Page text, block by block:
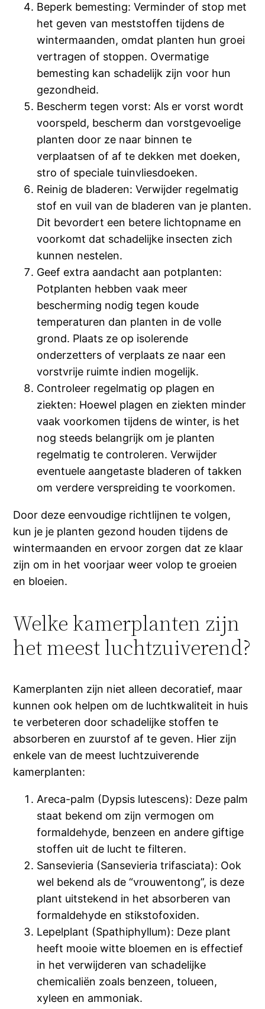
Beperk bemesting: Verminder of stop met
het geven van meststoffen tijdens de
wintermaanden, omdat planten hun groei
vertragen of stoppen. Overmatige
bemesting kan schadelijk zijn voor hun
gezondheid.
Bescherm tegen vorst: Als er vorst wordt
voorspeld, bescherm dan vorstgevoelige
planten door ze naar binnen te
verplaatsen of af te dekken met doeken,
stro of speciale tuinvliesdoeken.
Reinig de bladeren: Verwijder regelmatig
stof en vuil van de bladeren van je planten.
Dit bevordert een betere lichtopname en
voorkomt dat schadelijke insecten zich
kunnen nestelen.
Geef extra aandacht aan potplanten:
Potplanten hebben vaak meer
bescherming nodig tegen koude
temperaturen dan planten in de volle
grond. Plaats ze op isolerende
onderzetters of verplaats ze naar een
vorstvrije ruimte indien mogelijk.
Controleer regelmatig op plagen en
ziekten: Hoewel plagen en ziekten minder
vaak voorkomen tijdens de winter, is het
nog steeds belangrijk om je planten
regelmatig te controleren. Verwijder
eventuele aangetaste bladeren of takken
om verdere verspreiding te voorkomen.
Door deze eenvoudige richtlijnen te volgen,
kun je je planten gezond houden tijdens de
wintermaanden en ervoor zorgen dat ze klaar
zijn om in het voorjaar weer volop te groeien
en bloeien.
Welke kamerplanten zijn
het meest luchtzuiverend?
Kamerplanten zijn niet alleen decoratief, maar
kunnen ook helpen om de luchtkwaliteit in huis
te verbeteren door schadelijke stoffen te
absorberen en zuurstof af te geven. Hier zijn
enkele van de meest luchtzuiverende
kamerplanten:
Areca-palm (Dypsis lutescens): Deze palm
staat bekend om zijn vermogen om
formaldehyde, benzeen en andere giftige
stoffen uit de lucht te filteren.
Sansevieria (Sansevieria trifasciata): Ook
wel bekend als de “vrouwentong”, is deze
plant uitstekend in het absorberen van
formaldehyde en stikstofoxiden.
Lepelplant (Spathiphyllum): Deze plant
heeft mooie witte bloemen en is effectief
in het verwijderen van schadelijke
chemicaliën zoals benzeen, tolueen,
xyleen en ammoniak.